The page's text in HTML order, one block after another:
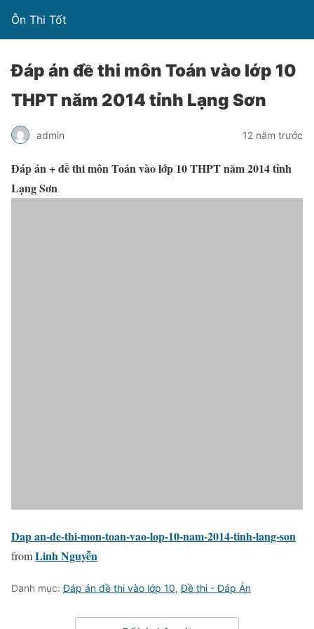
Ôn Thi Tốt
Đáp án đề thi môn Toán vào lớp 10
THPT năm 2014 tỉnh Lạng Sơn
admin 12 năm trước
Đáp án + đề thi môn Toán vào lớp 10 THPT năm 2014 tỉnh
Lạng Sơn
Dap an-de-thi-mon-toan-vao-lop-10-nam-2014-tinh-lang-son
fromLinh Nguyễn
Danh mục:Đáp án đề thi vào lớp 10,Đề thi - Đáp Án